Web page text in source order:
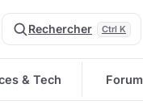
Rechercher Ctrl K
& Tech Forum